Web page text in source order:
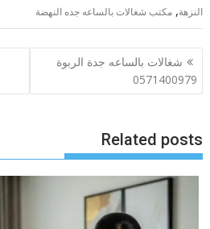
النزهة,مكتب شغالات بالساعه جده النهضة
تصفّح
المقالات
شغالات بالساعه جدة الربوة
0571400979
Related posts